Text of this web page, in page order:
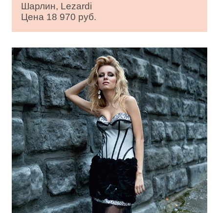
Шарлин, Lezardi
Цена 18 970 руб.